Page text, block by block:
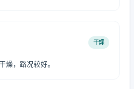
干燥
燥，路况较好。